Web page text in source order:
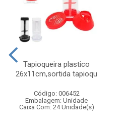
Tapioqueira plastico
26x11cm,sortida tapioqu
Código: 006452
Embalagem: Unidade
Caixa Com: 24 Unidade(s)